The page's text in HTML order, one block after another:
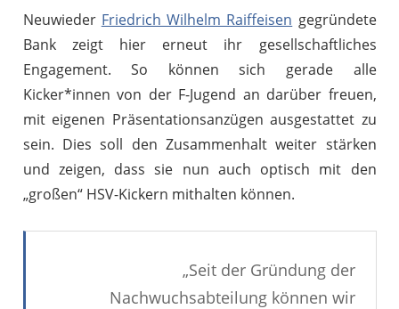
Neuwieder Friedrich Wilhelm Raiffeisen gegründete
Bank zeigt hier erneut ihr gesellschaftliches
Engagement. So können sich gerade alle
Kicker*innen von der F-Jugend an darüber freuen,
mit eigenen Präsentationsanzügen ausgestattet zu
sein. Dies soll den Zusammenhalt weiter stärken
und zeigen, dass sie nun auch optisch mit den
„großen“ HSV-Kickern mithalten können.
„Seit der Gründung der
Nachwuchsabteilung können wir